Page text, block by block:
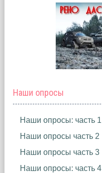
Наши опросы
Наши опросы: часть 1
Наши опросы часть 2
Наши опросы часть 3
Наши опросы: часть 4